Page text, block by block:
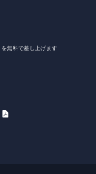
無料で差し上げます